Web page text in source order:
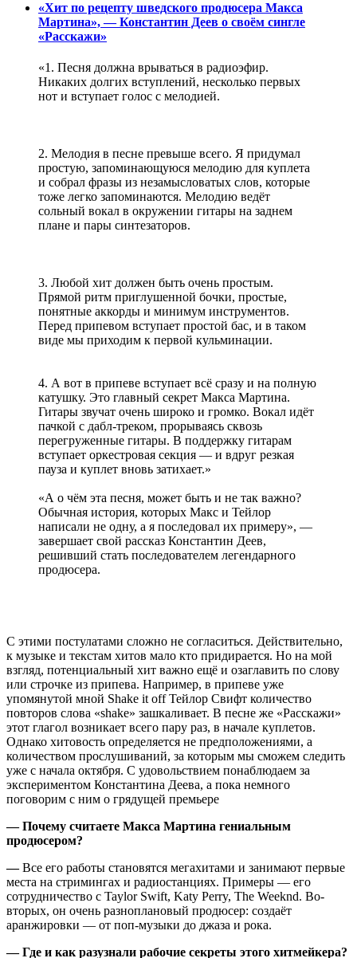
«Хит по рецепту шведского продюсера Макса
Мартина», — Константин Деев о своём сингле
«Расскажи»
«1. Песня должна врываться в радиоэфир.
Никаких долгих вступлений, несколько первых
нот и вступает голос с мелодией.
2. Мелодия в песне превыше всего. Я придумал
простую, запоминающуюся мелодию для куплета
и собрал фразы из незамысловатых слов, которые
тоже легко запоминаются. Мелодию ведёт
сольный вокал в окружении гитары на заднем
плане и пары синтезаторов.
3. Любой хит должен быть очень простым.
Прямой ритм приглушенной бочки, простые,
понятные аккорды и минимум инструментов.
Перед припевом вступает простой бас, и в таком
виде мы приходим к первой кульминации.
4. А вот в припеве вступает всё сразу и на полную
катушку. Это главный секрет Макса Мартина.
Гитары звучат очень широко и громко. Вокал идёт
пачкой с дабл-треком, прорываясь сквозь
перегруженные гитары. В поддержку гитарам
вступает оркестровая секция — и вдруг резкая
пауза и куплет вновь затихает.»
«А о чём эта песня, может быть и не так важно?
Обычная история, которых Макс и Тейлор
написали не одну, а я последовал их примеру», —
завершает свой рассказ Константин Деев,
решивший стать последователем легендарного
продюсера.
С этими постулатами сложно не согласиться. Действительно,
к музыке и текстам хитов мало кто придирается. Но на мой
взгляд, потенциальный хит важно ещё и озаглавить по слову
или строчке из припева. Например, в припеве уже
упомянутой мной Shake it off Тейлор Свифт количество
повторов слова «shake» зашкаливает. В песне же «Расскажи»
этот глагол возникает всего пару раз, в начале куплетов.
Однако хитовость определяется не предположениями, а
количеством прослушиваний, за которым мы сможем следить
уже с начала октября. С удовольствием понаблюдаем за
экспериментом Константина Деева, а пока немного
поговорим с ним о грядущей премьере
— Почему считаете Макса Мартина гениальным
продюсером?
—Все его работы становятся мегахитами и занимают первые
места на стримингах и радиостанциях. Примеры — его
сотрудничество с Taylor Swift, Katy Perry, The Weeknd. Во-
вторых, он очень разноплановый продюсер: создаёт
аранжировки — от поп-музыки до джаза и рока.
— Где и как разузнали рабочие секреты этого хитмейкера?